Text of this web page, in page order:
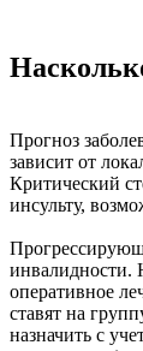
Прогноз
зависит от
Критический
инсульту,
инвалидности.
оперативное
ставят на
назначить с